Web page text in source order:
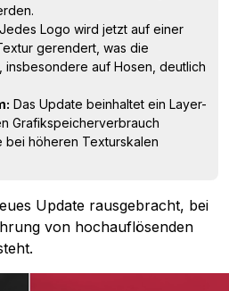
Jedes Logo wird jetzt auf einer
gerendert, was die
insbesondere auf Hosen, deutlich
Das Update beinhaltet ein Layer-
Grafikspeicherverbrauch
bei höheren Texturskalen
Update rausgebracht, bei
von hochauflösenden